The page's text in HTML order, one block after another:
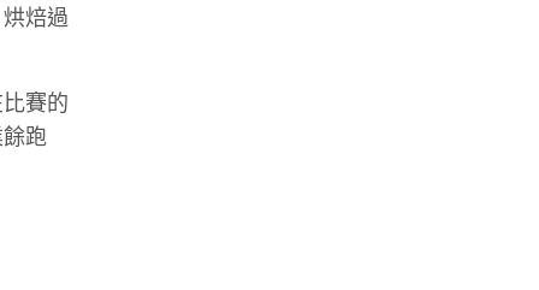
焙過
賽的
跑